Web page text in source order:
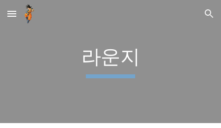
Skip to main content Skip to navigation
라운지